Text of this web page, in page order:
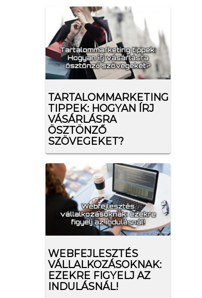
TARTALOMMARKETING
TIPPEK: HOGYAN ÍRJ
VÁSÁRLÁSRA
ÖSZTÖNZŐ
SZÖVEGEKET?
WEBFEJLESZTÉS
VÁLLALKOZÁSOKNAK:
EZEKRE FIGYELJ AZ
INDULÁSNÁL!